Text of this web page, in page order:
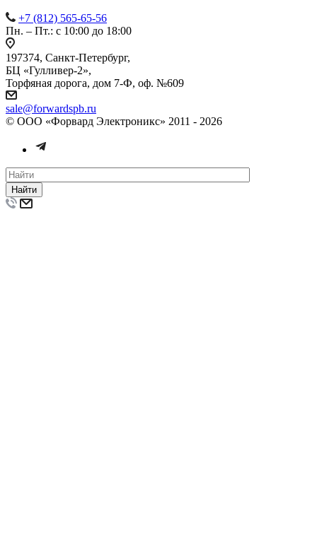
+7 (812) 565-65-56
Пн. – Пт.: с 10:00 до 18:00
197374, Санкт-Петербург,
БЦ «Гулливер-2»,
Торфяная дорога, дом 7-Ф, оф. №609
sale@forwardspb.ru
© ООО «Форвард Электроникс» 2011 - 2026
Найти